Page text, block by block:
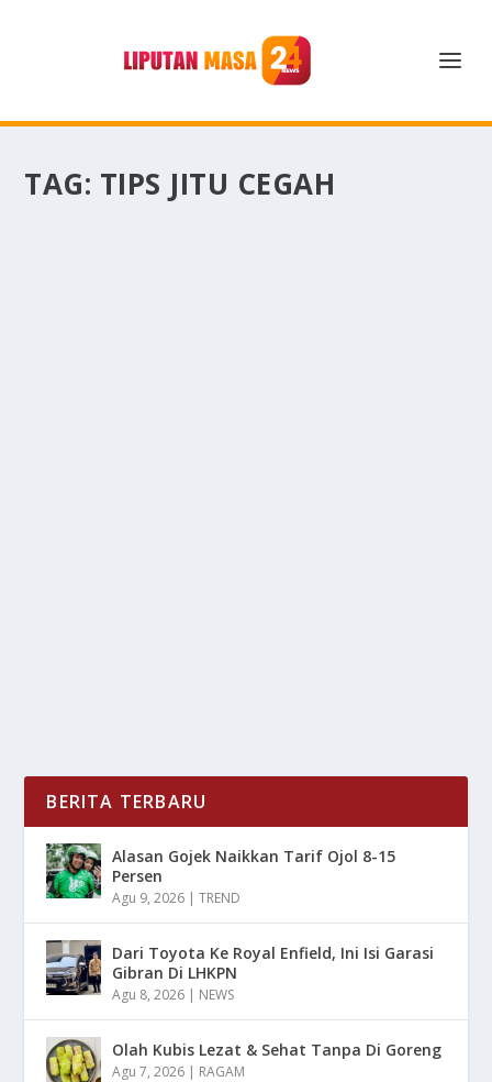
TAG: TIPS JITU CEGAH
BERITA TERBARU
Alasan Gojek Naikkan Tarif Ojol 8-15
Persen
Agu 9, 2026 |TREND
Dari Toyota Ke Royal Enfield, Ini Isi Garasi
Gibran Di LHKPN
Agu 8, 2026 | NEWS
Olah Kubis Lezat & Sehat Tanpa Di Goreng
Agu 7, 2026 | RAGAM